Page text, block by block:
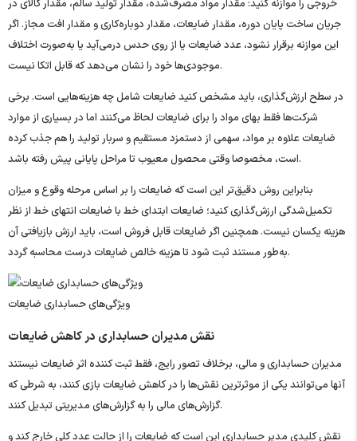
خروجی را موازنه کنید: مقدار مواد مصرف‌شده، مقدار تولید سالم، مقدار کالای در
جریان ساخت پایان دوره، مقدار ضایعات، مقدار دوباره‌کاری و مقدار افت مجاز. اگر
این موازنه برقرار نشود، عدد ضایعات یا از روی حدس درمی‌آید یا به‌صورت اختلاف
موجودی‌ها خود را نشان می‌دهد که قابل اتکا نیست.
در سطح ارزش‌گذاری، باید مشخص کنید ضایعات شامل چه هزینه‌هایی است. برخی
شرکت‌ها فقط بهای مواد را برای ضایعات لحاظ می‌کنند اما در بسیاری از موارد
ضایعات علاوه بر مواد، سهمی از دستمزد مستقیم و سربار تولید را هم جذب کرده
است، مخصوصا وقتی محصول معیوب تا مراحل پایانی پیش رفته باشد.
بنابراین روش دقیق‌تر این است که ضایعات را بر اساس مرحله وقوع و میزان
تکمیل‌شدگی ارزش‌گذاری کنید؛ ضایعات ابتدای خط با ضایعات انتهای خط از نظر
هزینه یکسان نیست. همچنین اگر ضایعات قابل فروش است، باید ارزش بازیافتی آن
به‌طور مستند ثبت شود تا هزینه خالص ضایعات درست محاسبه گردد.
ویژگی‌های حسابداری ضایعات
نقش مدیران حسابداری در کاهش ضایعات
مدیران حسابداری و مالی، برخلاف تصور رایج، فقط ثبت ‌کننده اثر ضایعات نیستند
آنها می‌توانند یکی از موثرترین نقش‌ها را در کاهش ضایعات بازی کنند، به شرطی که
گزارش‌های مالی را به گزارش‌های مدیریتی تبدیل کنند.
نقش کلیدی مدیر حسابداری این است که ضایعات را از حالت عدد کلی خارج کند و